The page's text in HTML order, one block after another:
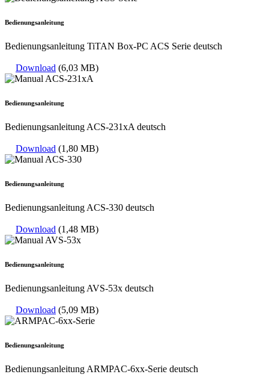
Bedienungsanleitung
Bedienungsanleitung TiTAN Box-PC ACS Serie deutsch
Download (6,03 MB)
Bedienungsanleitung
Bedienungsanleitung ACS-231xA deutsch
Download (1,80 MB)
Bedienungsanleitung
Bedienungsanleitung ACS-330 deutsch
Download (1,48 MB)
Bedienungsanleitung
Bedienungsanleitung AVS-53x deutsch
Download (5,09 MB)
Bedienungsanleitung
Bedienungsanleitung ARMPAC-6xx-Serie deutsch